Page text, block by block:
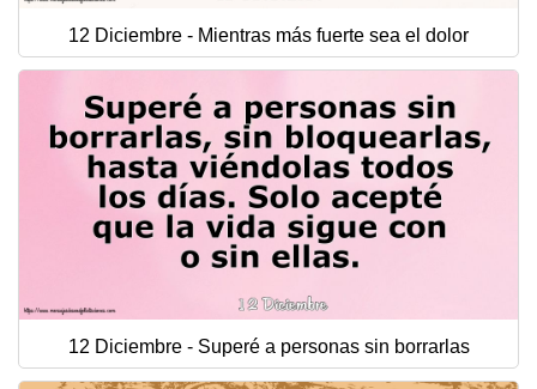
12 Diciembre - Mientras más fuerte sea el dolor
12 Diciembre - Superé a personas sin borrarlas